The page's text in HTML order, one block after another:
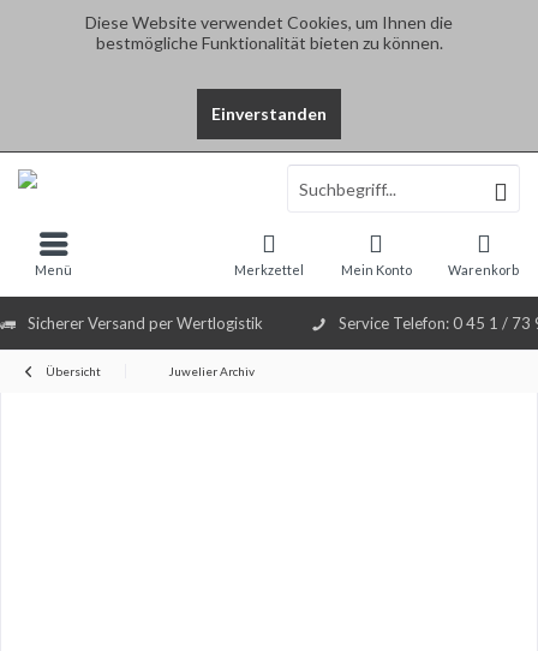
Diese Website verwendet Cookies, um Ihnen die
bestmögliche Funktionalität bieten zu können.
Einverstanden
Sicherer Versand per Wertlogistik Service Telefon: 0 45 1 / 73
Warenkorb
Merkzettel Mein Konto
Menü
Übersicht Juwelier Archiv